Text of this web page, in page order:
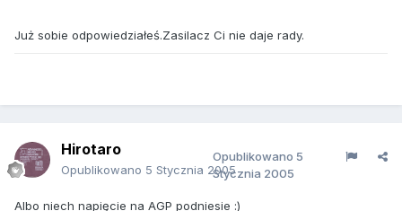
Już sobie odpowiedziałeś.Zasilacz Ci nie daje rady.
Hirotaro
Opublikowano 5 Stycznia 2005
Opublikowano 5
Stycznia 2005
Albo niech napięcie na AGP podniesie :)